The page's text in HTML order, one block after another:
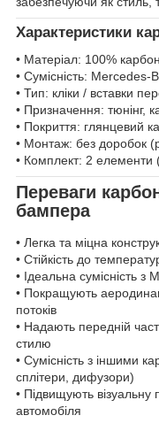
Характеристики
• Матеріал: 100%
• Сумісність:
• Тип: кліки / вставки
• Призначення: тюнінг,
• Покриття: глянцевий
• Монтаж: без доробок
• Комплект: 2 елементи
Переваги
бампера
• Легка та міцна
• Стійкість до
• Ідеальна сумісність
• Покращують
потоків
• Надають передній
стилю
• Сумісність з іншими
сплітери, дифузори)
• Підвищують візуальну
автомобіля